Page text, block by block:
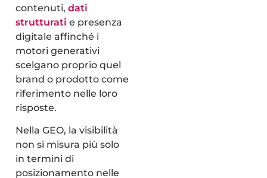
contenuti, dati
strutturati e presenza
digitale affinché i
motori generativi
scelgano proprio quel
brand o prodotto come
riferimento nelle loro
risposte.
Nella GEO, la visibilità
non si misura più solo
in termini di
posizionamento nelle